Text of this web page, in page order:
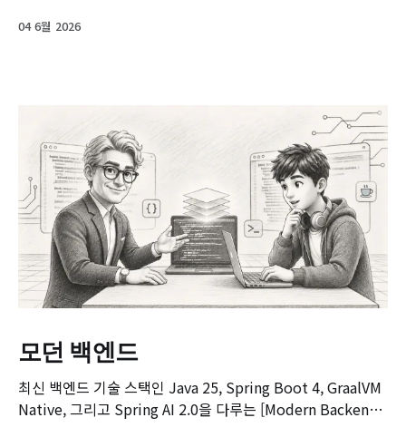
04 6월 2026
모던 백엔드
최신 백엔드 기술 스택인 Java 25, Spring Boot 4, GraalVM
Native, 그리고 Spring AI 2.0을 다루는 [Modern Backend]